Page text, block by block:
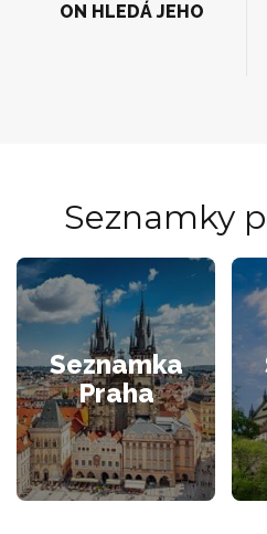
ON HLEDÁ JEHO
Seznamky
Seznamka
Praha